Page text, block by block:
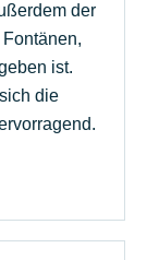
der
ist.
die